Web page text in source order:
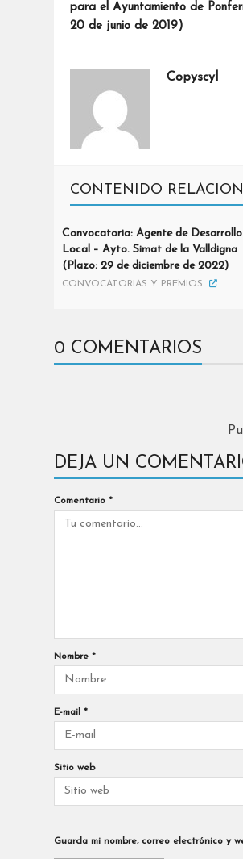
para el Ayuntamiento de
20 de junio de 2019)
Copyscyl
CONTENIDO
Convocatoria: Agente de Desarrollo
Local – Ayto. Simat de la Valldigna
(Plazo: 29 de diciembre de 2022)
CONVOCATORIAS Y PREMIOS
0 COMENTARIOS
DEJA UN
Comentario *
Nombre *
E-mail *
Sitio web
Guarda mi nombre, correo electrónico y